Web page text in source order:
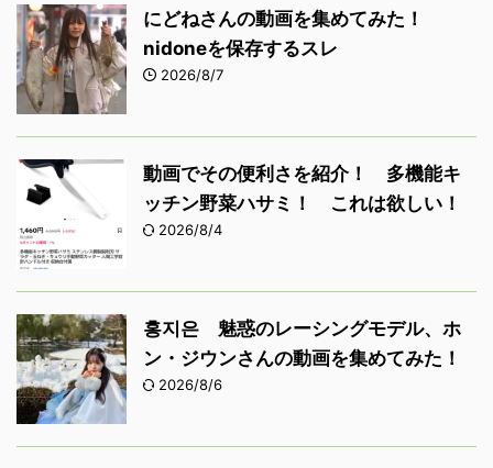
にどねさんの動画を集めてみた！
nidoneを保存するスレ
2026/8/7
動画でその便利さを紹介！ 多機能キ
ッチン野菜ハサミ！ これは欲しい！
2026/8/4
홍지은 魅惑のレーシングモデル、ホ
ン・ジウンさんの動画を集めてみた！
2026/8/6